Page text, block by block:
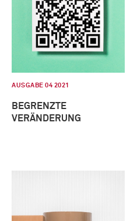
AUSGABE 04 2021
BEGRENZTE
VERÄNDERUNG